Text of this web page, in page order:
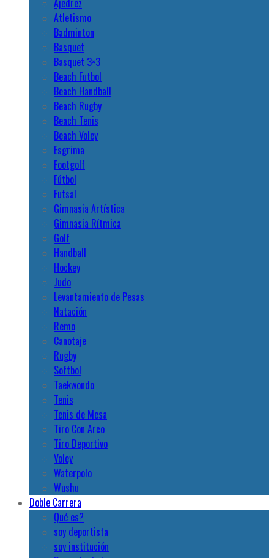
Ajedrez
Atletismo
Badminton
Basquet
Basquet 3×3
Beach Futbol
Beach Handball
Beach Rugby
Beach Tenis
Beach Voley
Esgrima
Footgolf
Fútbol
Futsal
Gimnasia Artística
Gimnasia Rítmica
Golf
Handball
Hockey
Judo
Levantamiento de Pesas
Natación
Remo
Canotaje
Rugby
Softbol
Taekwondo
Tenis
Tenis de Mesa
Tiro Con Arco
Tiro Deportivo
Voley
Waterpolo
Wushu
Doble Carrera
Qué es?
soy deportista
soy institución